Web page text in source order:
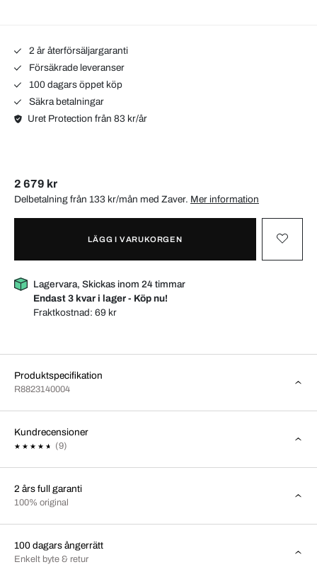
2 år återförsäljargaranti
Försäkrade leveranser
100 dagars öppet köp
Säkra betalningar
Uret Protection från 83 kr/år
2 679 kr
Delbetalning från 133 kr/mån med Zaver. Mer information
LÄGG I VARUKORGEN
Lagervara, Skickas inom 24 timmar
Endast 3 kvar i lager - Köp nu!
Fraktkostnad:69 kr
Produktspecifikation
R8823140004
Kundrecensioner
(9)
2 års full garanti
100% original
100 dagars ångerrätt
Enkelt byte & retur